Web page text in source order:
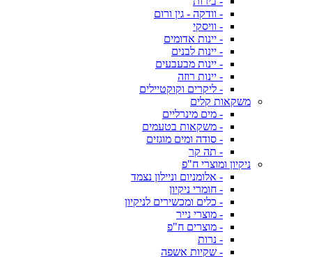
- וודקה - גין ורום
- וויסקי
- יינות אדומים
- יינות לבנים
- יינות מבעבעים
- יינות רוזה
- ליקרים וקוקטיילים
משקאות קלים
- מים מינרליים
- משקאות בטעמים
- סודה ומים מוגזים
- תה קר
ניקיון ומוצרי ח"פ
- אלומניום וניילון נצמד
- חומרי ניקיון
- כלים ומכשירים לניקיון
- מוצרי נייר
- מוצרים ח"פ
- נרות
- שקיות אשפה